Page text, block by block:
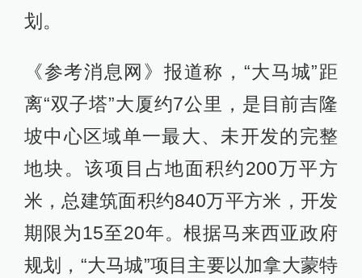
划。
《参考消息网》报道称，“大马城”距
离“双子塔”大厦约7公里，是目前吉隆
坡中心区域单一最大、未开发的完整
地块。该项目占地面积约200万平方
米，总建筑面积约840万平方米，开发
期限为15至20年。根据马来西亚政府
规划，“大马城”项目主要以加拿大蒙特